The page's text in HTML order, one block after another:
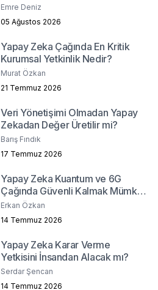
Emre Deniz
05 Ağustos 2026
Yapay Zeka Çağında En Kritik
Kurumsal Yetkinlik Nedir?
Murat Özkan
21 Temmuz 2026
Veri Yönetişimi Olmadan Yapay
Zekadan Değer Üretilir mi?
Barış Fındık
17 Temmuz 2026
Yapay Zeka Kuantum ve 6G
Çağında Güvenli Kalmak Mümkün
mü?
Erkan Özkan
14 Temmuz 2026
Yapay Zeka Karar Verme
Yetkisini İnsandan Alacak mı?
Serdar Şencan
14 Temmuz 2026